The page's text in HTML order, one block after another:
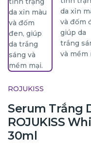
ROJUKISS
Serum Trắng
ROJUKISS
30ml